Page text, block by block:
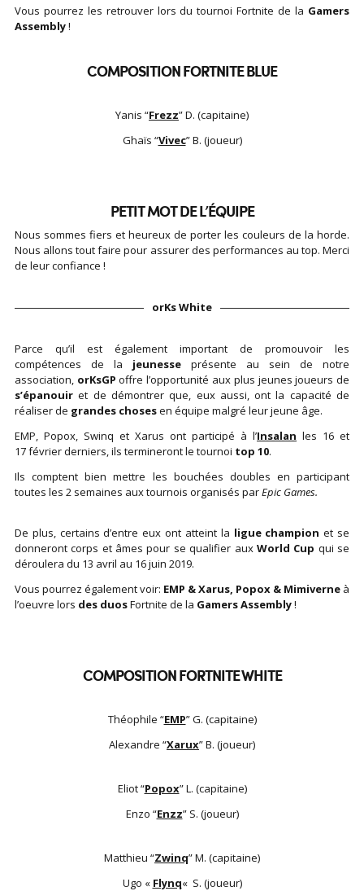
Vous pourrez les retrouver lors du tournoi Fortnite de la Gamers
Assembly!
COMPOSITION FORTNITE BLUE
Yanis “Frezz” D. (capitaine)
Ghaïs “Vivec” B. (joueur)
PETIT MOT DE L’ÉQUIPE
Nous sommes fiers et heureux de porter les couleurs de la horde.
Nous allons tout faire pour assurer des performances au top. Merci
de leur confiance !
orKs White
Parce qu’il est également important de promouvoir les
compétences de la jeunesseprésente au sein de notre
association, orKsGP offre l’opportunité aux plus jeunes joueurs de
s’épanouiret de démontrer que, eux aussi, ont la capacité de
réaliser de grandes chosesen équipe malgré leur jeune âge.
EMP, Popox, Swinq et Xarus ont participé à l’Insalan les 16 et
17 février derniers, ils termineront le tournoi top 10.
Ils comptent bien mettre les bouchées doubles en participant
toutes les 2 semaines aux tournois organisés parEpic Games.
De plus, certains d’entre eux ont atteint la ligue championet se
donneront corps et âmes pour se qualifier aux World Cup qui se
déroulera du 13 avril au 16 juin 2019.
Vous pourrez également voir: EMP & Xarus, Popox & Mimiverne à
l’oeuvre lors des duosFortnite de la Gamers Assembly!
COMPOSITION FORTNITE WHITE
Théophile “EMP” G. (capitaine)
Alexandre “Xarux” B. (joueur)
Eliot “Popox” L. (capitaine)
Enzo “Enzz” S. (joueur)
Matthieu “Zwinq” M. (capitaine)
Ugo « Flynq« S. (joueur)